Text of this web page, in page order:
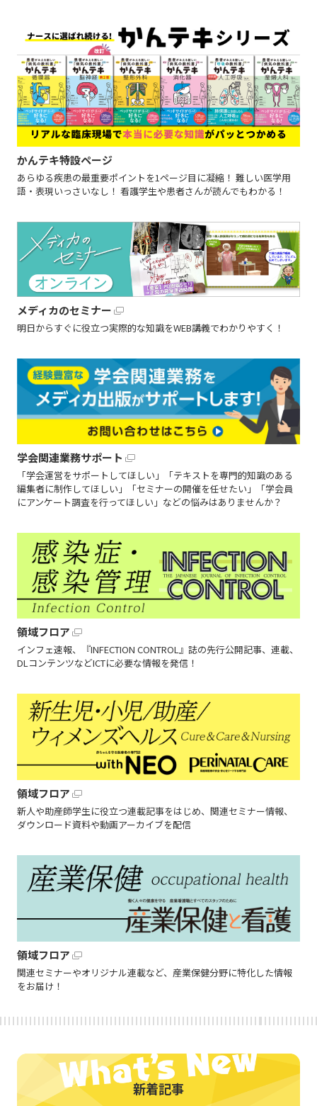
かんテキ特設ページ
あらゆる疾患の最重要ポイントを1ページ目に凝縮！ 難しい医学用
語・表現いっさいなし！ 看護学生や患者さんが読んでもわかる！
メディカのセミナー
明日からすぐに役立つ実際的な知識をWEB講義でわかりやすく！
学会関連業務サポート
「学会運営をサポートしてほしい」「テキストを専門的知識のある
編集者に制作してほしい」「セミナーの開催を任せたい」「学会員
にアンケート調査を行ってほしい」などの悩みはありませんか？
領域フロア
インフェ速報、『INFECTION CONTROL』誌の先行公開記事、連載、
DLコンテンツなどICTに必要な情報を発信！
領域フロア
新人や助産師学生に役立つ連載記事をはじめ、関連セミナー情報、
ダウンロード資料や動画アーカイブを配信
領域フロア
関連セミナーやオリジナル連載など、産業保健分野に特化した情報
をお届け！
新着記事